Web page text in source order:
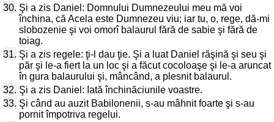
30. Şi a zis Daniel: Domnului Dumnezeului meu mă voi
închina, că Acela este Dumnezeu viu; iar tu, o, rege, dă-mi
slobozenie şi voi omorî balaurul fără de sabie şi fără de
toiag.
31. Şi a zis regele: ţi-l dau ţie. Şi a luat Daniel răşină şi seu şi
păr şi le-a fiert la un loc şi a făcut cocoloaşe şi le-a aruncat
în gura balaurului şi, mâncând, a plesnit balaurul.
32. Şi a zis Daniel: Iată închinăciunile voastre.
33. Şi când au auzit Babilonenii, s-au mâhnit foarte şi s-au
pornit împotriva regelui.